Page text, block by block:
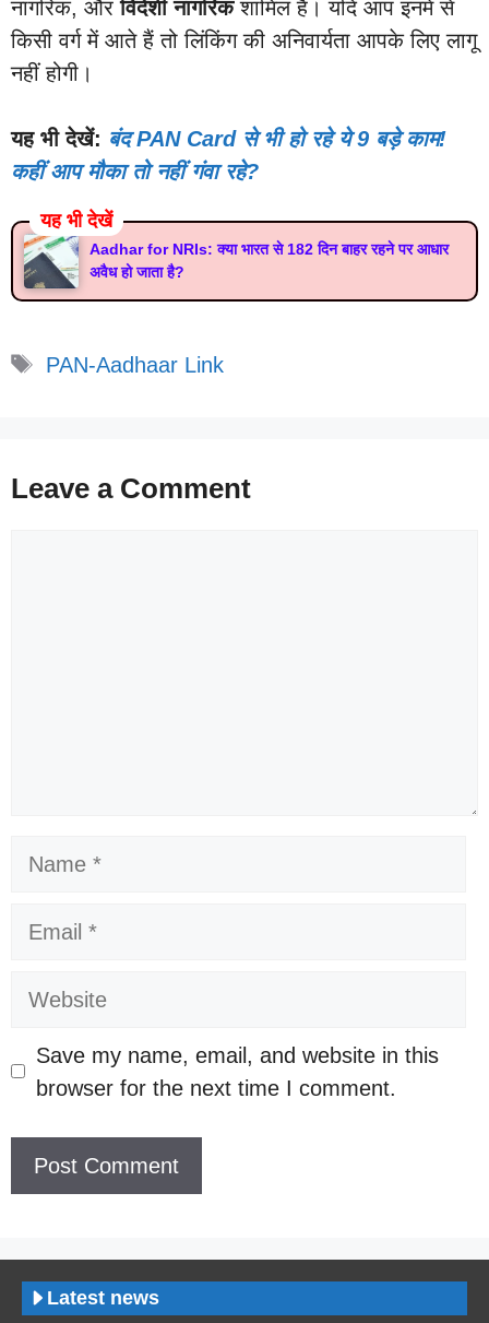
नागरिक, औरविदेशी नागरिकशामिल हैं। यदि आप इनमें से
किसी वर्ग में आते हैं तो लिंकिंग की अनिवार्यता आपके लिए लागू
नहीं होगी।
यह भी देखें: बंद PAN Card से भी हो रहे ये 9 बड़े काम!
कहीं आप मौका तो नहीं गंवा रहे?
यह भी देखें
Aadhar for NRIs: क्या भारत से 182 दिन बाहर रहने पर आधार
अवैध हो जाता है?
Tags
PAN-Aadhaar Link
Leave a Comment
Name
Email
Website
Save my name, email, and website in this
browser for the next time I comment.
Latest news